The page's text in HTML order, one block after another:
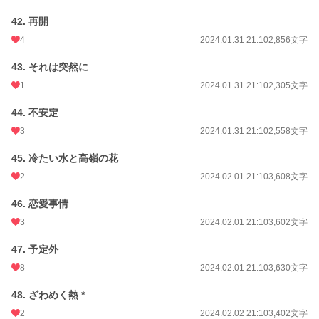
42. 再開
4 2024.01.31 21:102,856文字
43. それは突然に
1 2024.01.31 21:102,305文字
44. 不安定
3 2024.01.31 21:102,558文字
45. 冷たい水と高嶺の花
2 2024.02.01 21:103,608文字
46. 恋愛事情
3 2024.02.01 21:103,602文字
47. 予定外
8 2024.02.01 21:103,630文字
48. ざわめく熱 *
2 2024.02.02 21:103,402文字